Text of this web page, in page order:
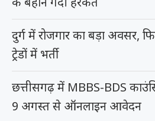
दुर्ग में रोजगार का बड़ा अवसर,
ट्रेडों में भर्ती
छत्तीसगढ़ में MBBS-BDS
9 अगस्त से ऑनलाइन आवेदन